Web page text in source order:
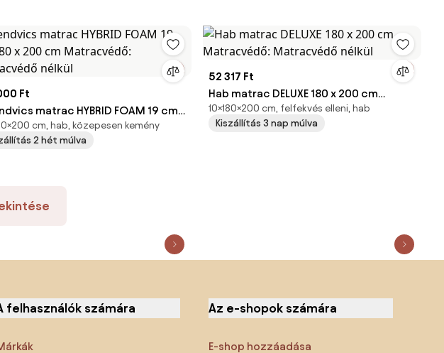
Ft
matrac HYBRID FOAM 19 cm
200 cm Matracvédő: Matracvédő
cm, hab, közepesen kemény
2 hét múlva
52 317 Ft
Hab matrac DELUXE 180 x 200 cm
Matracvédő: Matracvédő nélkül
10×180×200 cm, felfekvés elleni, hab
Kiszállítás 3 nap múlva
felhasználók számára Az e-shopok számára
E-shop hozzáadása